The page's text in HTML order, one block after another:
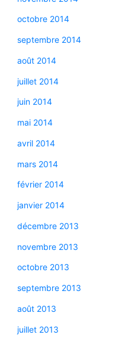
octobre 2014
septembre 2014
août 2014
juillet 2014
juin 2014
mai 2014
avril 2014
mars 2014
février 2014
janvier 2014
décembre 2013
novembre 2013
octobre 2013
septembre 2013
août 2013
juillet 2013